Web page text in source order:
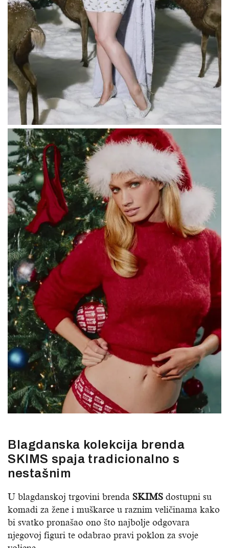
Blagdanska kolekcija brenda
SKIMS spaja tradicionalno s
nestašnim
U blagdanskoj trgovini brenda SKIMS dostupni su
komadi za žene i muškarce u raznim veličinama kako
bi svatko pronašao ono što najbolje odgovara
njegovoj figuri te odabrao pravi poklon za svoje